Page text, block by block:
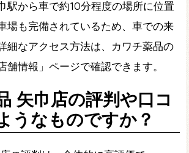
駅から車で約10分程度の場所に位置
場も完備されているため、車での来
細なアクセス方法は、カワチ薬品の
舗情報」ページで確認できます。
矢巾店の評判や口コ
うなものですか？